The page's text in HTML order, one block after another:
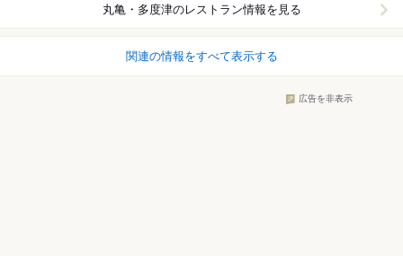
丸亀・多度津のレストラン情報を見る
関連の情報をすべて表示する
広告を非表示